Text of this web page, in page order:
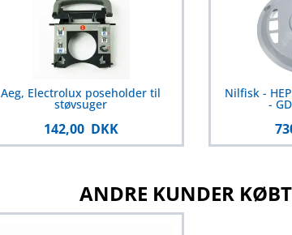
Aeg, Electrolux poseholder til
støvsuger
142,00 DKK
Nilfisk -
-
ANDRE KUNDER